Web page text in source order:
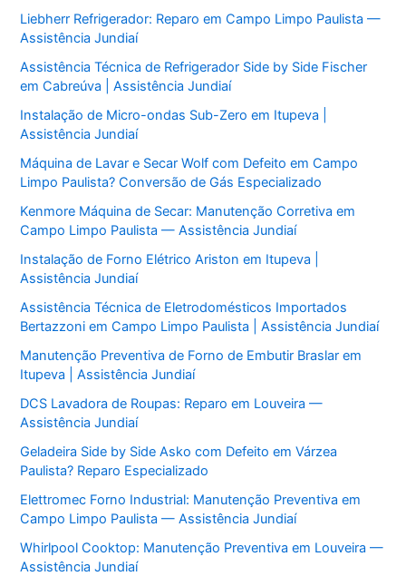
Liebherr Refrigerador: Reparo em Campo Limpo Paulista —
Assistência Jundiaí
Assistência Técnica de Refrigerador Side by Side Fischer
em Cabreúva | Assistência Jundiaí
Instalação de Micro-ondas Sub-Zero em Itupeva |
Assistência Jundiaí
Máquina de Lavar e Secar Wolf com Defeito em Campo
Limpo Paulista? Conversão de Gás Especializado
Kenmore Máquina de Secar: Manutenção Corretiva em
Campo Limpo Paulista — Assistência Jundiaí
Instalação de Forno Elétrico Ariston em Itupeva |
Assistência Jundiaí
Assistência Técnica de Eletrodomésticos Importados
Bertazzoni em Campo Limpo Paulista | Assistência Jundiaí
Manutenção Preventiva de Forno de Embutir Braslar em
Itupeva | Assistência Jundiaí
DCS Lavadora de Roupas: Reparo em Louveira —
Assistência Jundiaí
Geladeira Side by Side Asko com Defeito em Várzea
Paulista? Reparo Especializado
Elettromec Forno Industrial: Manutenção Preventiva em
Campo Limpo Paulista — Assistência Jundiaí
Whirlpool Cooktop: Manutenção Preventiva em Louveira —
Assistência Jundiaí